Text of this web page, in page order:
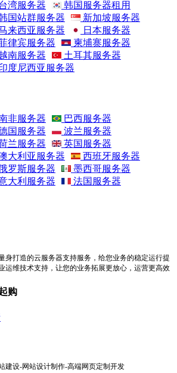
湾服务器
韩国服务器租用
国站群服务器
新加坡服务器
来西亚服务器
日本服务器
律宾服务器
柬埔寨服务器
南服务器
土耳其服务器
度尼西亚服务器
非服务器
巴西服务器
国服务器
波兰服务器
兰服务器
英国服务器
大利亚服务器
西班牙服务器
罗斯服务器
墨西哥服务器
大利服务器
法国服务器
身打造的云服务器支持服务，给您业务的稳定运行提
运维技术支持，让您的业务拓展更放心，运营更高效
购
建设-网站设计制作-高端网页定制开发